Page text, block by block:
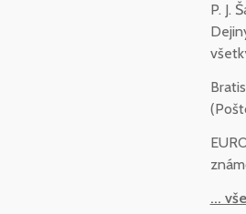
P. J.
...